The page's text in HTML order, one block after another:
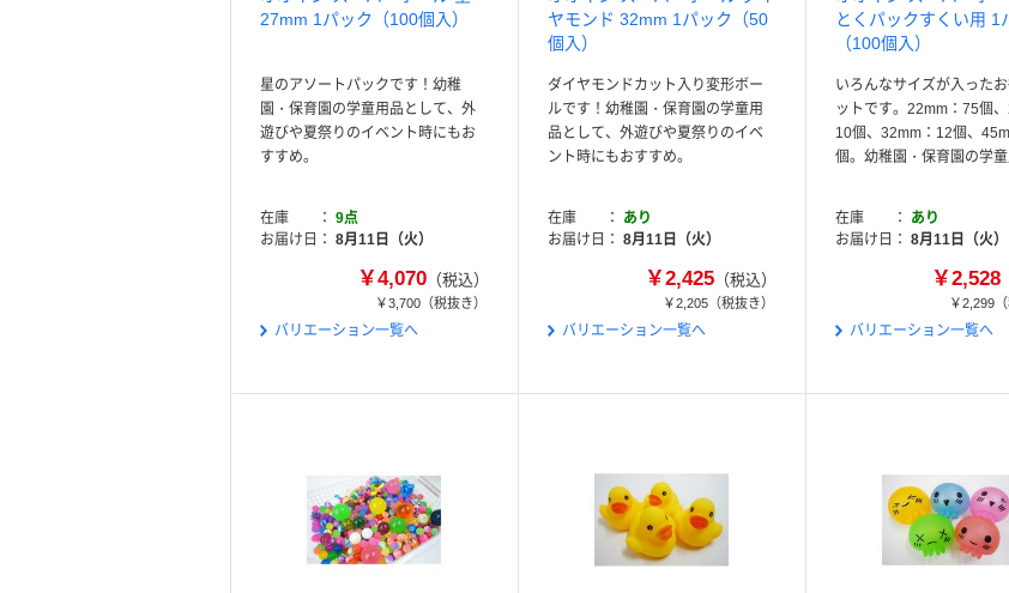
27mm 1パック（100個入）
星のアソートパックです！幼稚
園・保育園の学童用品として、外
遊びや夏祭りのイベント時にもお
すすめ。
在庫
9点
お届け日
8月11日（火）
￥4,070（税込）
￥3,700（税抜き）
バリエーション一覧へ
ヤモンド 32mm 1パック（50
個入）
ダイヤモンドカット入り変形ボー
ルです！幼稚園・保育園の学童用
品として、外遊びや夏祭りのイベ
ント時にもおすすめ。
在庫
あり
お届け日
8月11日（火）
￥2,425（税込）
￥2,205（税抜き）
バリエーション一覧へ
とくパックすくい用 1
（100個入）
いろんなサイズが入った
ットです。22mm：75個、
10個、32mm：12個、
個。幼稚園・保育園の学
在庫
あり
お届け日
8月11日（火）
￥2,528
￥2,299
バリエーション一覧へ